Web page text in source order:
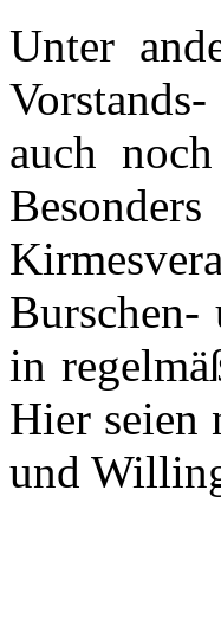
Unter
auch
Burschen-
in
Hier seien
und